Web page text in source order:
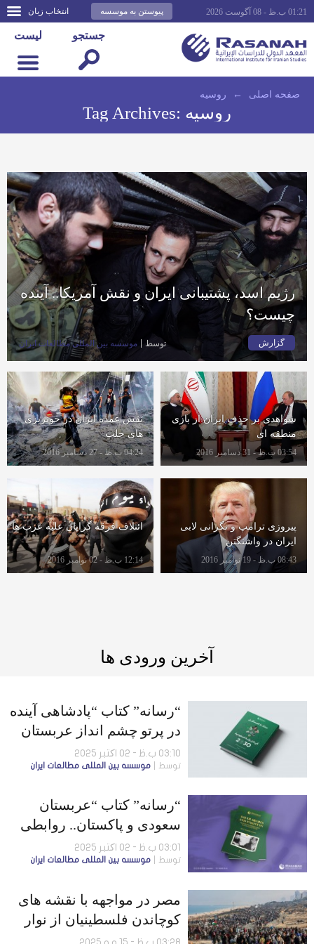
انتخاب زبان پیوستن به موسسه 01:21 ب.ظ - 08 آگوست 2026
لیست جستجو
صفحه اصلى ← روسیه
Tag Archives: روسیه
رژیم اسد، پشتیبانی ایران و نقش آمریکا.. آینده
چیست؟
گزارش توسط موسسه بين المللى مطالعات ايران
شواهدی بر حذف ایران از بازی
منطقه ای
03:54 ب.ظ - 31 دسامبر 2016
نقش عمده ایران در خونریزی
های حلب
04:24 ب.ظ - 27 دسامبر 2016
پیروزی ترامپ و نگرانی لابی
ایران در واشنگتن
08:43 ب.ظ - 19 نوامبر 2016
ائتلاف فرقه گرایان علیه عرب ها
12:14 ب.ظ - 02 نوامبر 2016
آخرین ورودی ها
“رسانه” کتاب “پادشاهی آینده
در پرتو چشم انداز عربستان
سعودی 2030” را منتشر کرد
03:10 ب.ظ - 02 اکتبر 2025
توسط موسسه بين المللى مطالعات ايران
“رسانه” کتاب “عربستان
سعودى و پاکستان.. روابطی
استوار در جهانی متغیر” را
منتشر کرد
03:01 ب.ظ - 02 اکتبر 2025
توسط موسسه بين المللى مطالعات ايران
مصر در مواجهه با نقشه های
کوچاندن فلسطینیان از نوار
غزه